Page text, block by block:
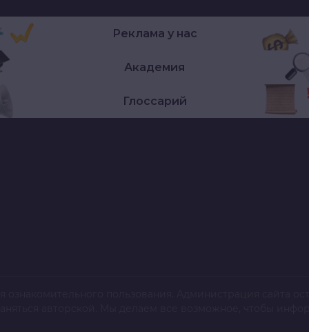
Реклама у нас
Академия
Глоссарий
авторской. Мы делаем все возможное, чтобы